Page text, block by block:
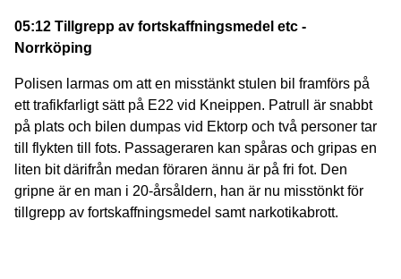
05:12 Tillgrepp av fortskaffningsmedel etc -
Norrköping
Polisen larmas om att en misstänkt stulen bil framförs på
ett trafikfarligt sätt på E22 vid Kneippen. Patrull är snabbt
på plats och bilen dumpas vid Ektorp och två personer tar
till flykten till fots. Passageraren kan spåras och gripas en
liten bit därifrån medan föraren ännu är på fri fot. Den
gripne är en man i 20-årsåldern, han är nu misstönkt för
tillgrepp av fortskaffningsmedel samt narkotikabrott.